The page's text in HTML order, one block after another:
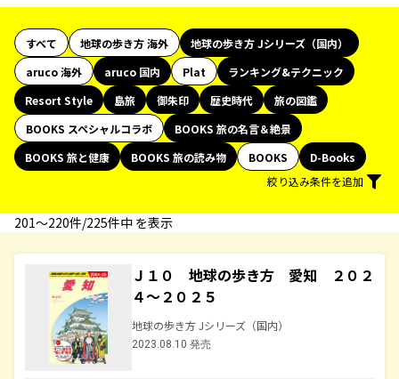
すべて 地球の歩き方 海外
地球の歩き方 Jシリーズ（国内）
aruco 海外
aruco 国内 Plat
ランキング&テクニック
Resort Style
島旅 御朱印 歴史時代
旅の図鑑
BOOKS スペシャルコラボ
BOOKS 旅の名言＆絶景
BOOKS 旅と健康
BOOKS 旅の読み物 BOOKS
D-Books
絞り込み条件を追加
201〜220件/225件中 を表示
Ｊ１０ 地球の歩き方 愛知 ２０２
４～２０２５
地球の歩き方 Jシリーズ（国内）
2023.08.10 発売